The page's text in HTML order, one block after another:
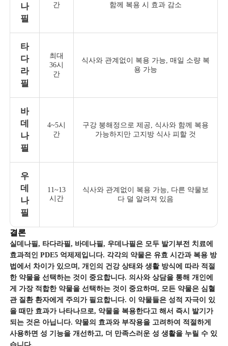
나
필
간
함께 복용 시 효과 감소
타
다
라
필
최대
36시
간
식사와 관계없이 복용 가능, 매일 소량 복
용 가능
바
데
나
필
4~5시
간
구강 붕해정으로 제공, 식사와 함께 복용
가능하지만 고지방 식사 피할 것
우
데
나
필
11~13
시간
식사와 관계없이 복용 가능, 다른 약물보
다 덜 알려져 있음
결론
실데나필, 타다라필, 바데나필, 우데나필은 모두 발기부전 치료에
효과적인 PDE5 억제제입니다. 각각의 약물은 유효 시간과 복용 방
법에서 차이가 있으며, 개인의 건강 상태와 생활 방식에 따라 적절
한 약물을 선택하는 것이 중요합니다. 의사와 상담을 통해 개인에
게 가장 적합한 약물을 선택하는 것이 중요하며, 모든 약물은 심혈
관 질환 환자에게 주의가 필요합니다. 이 약물들은 성적 자극이 있
을 때만 효과가 나타나므로, 약물을 복용한다고 해서 즉시 발기가
되는 것은 아닙니다. 약물의 효과와 부작용을 고려하여 적절하게
사용하면 성 기능을 개선하고, 더 만족스러운 성 생활을 누릴 수 있